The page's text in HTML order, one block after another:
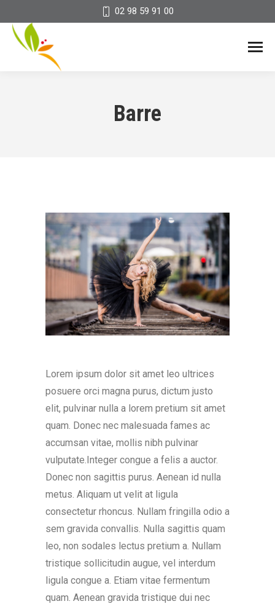
02 98 59 91 00
Barre
Lorem ipsum dolor sit amet leo ultrices
posuere orci magna purus, dictum justo
elit, pulvinar nulla a lorem pretium sit amet
quam. Donec nec malesuada fames ac
accumsan vitae, mollis nibh pulvinar
vulputate.Integer congue a felis a auctor.
Donec non sagittis purus. Aenean id nulla
metus. Aliquam ut velit at ligula
consectetur rhoncus. Nullam fringilla odio a
sem gravida convallis. Nulla sagittis quam
leo, non sodales lectus pretium a. Nullam
tristique sollicitudin augue, vel interdum
ligula congue a. Etiam vitae fermentum
quam. Aenean gravida tristique dui nec